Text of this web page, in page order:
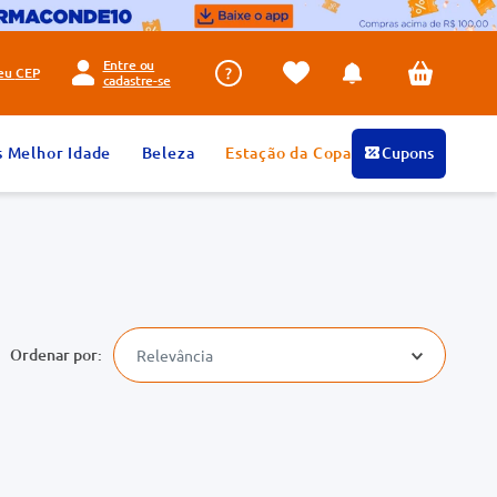
CEP
Entre ou
cadastre-se
Melhor Idade Beleza Estação da Copa Cupons
Relevância